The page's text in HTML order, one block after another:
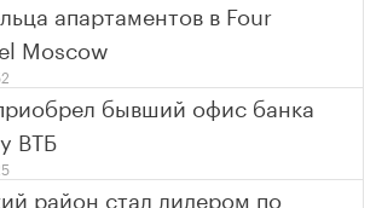
апартаментов в Four
Moscow
бывший офис банка
ВТБ
район стал лидером по